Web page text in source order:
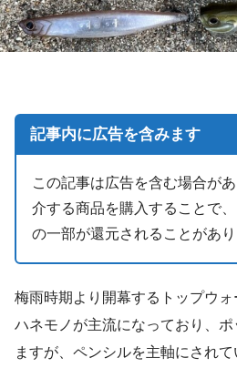
記事内に広告を含みます
この記事は広告を含む場合が
介する商品を購入することで
の一部が還元されることがあり
梅雨時期より開幕するトップウ
ハネモノが主流になっており、
ますが、ペンシルを主軸にされて